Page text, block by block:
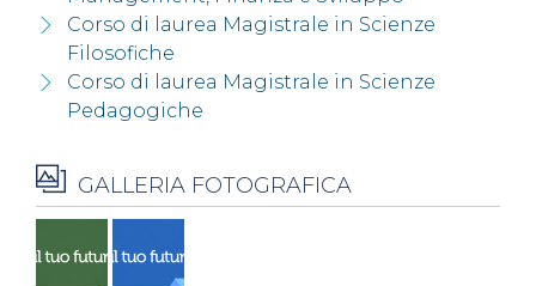
Corso di laurea Magistrale in Scienze
Filosofiche
Corso di laurea Magistrale in Scienze
Pedagogiche
GALLERIA FOTOGRAFICA